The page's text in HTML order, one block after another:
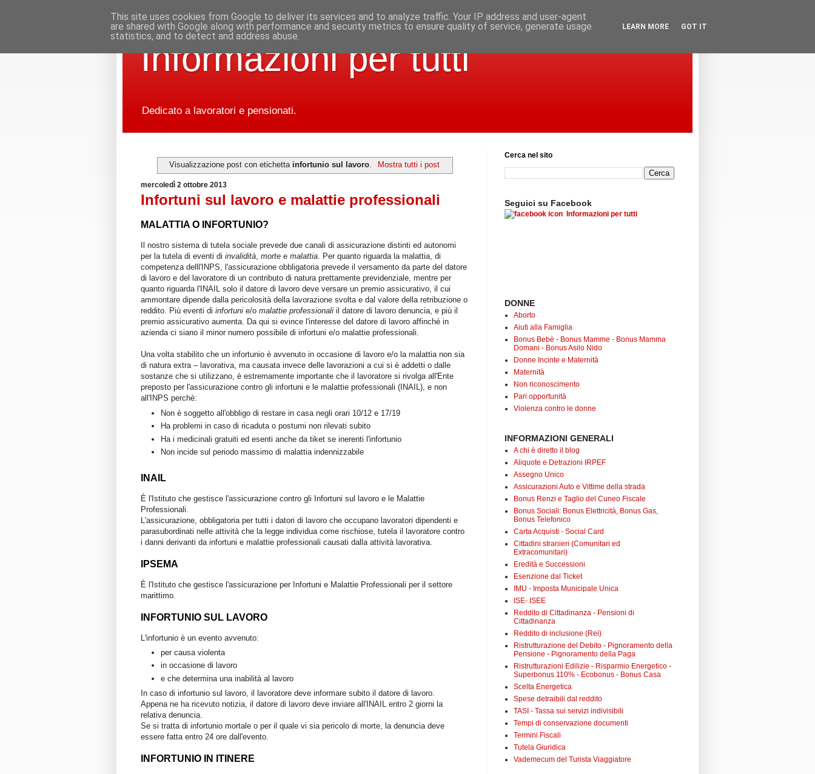
Informazioni per tutti
Dedicato a lavoratori e pensionati.
Visualizzazione post con etichetta infortunio sul lavoro. Mostra tutti i post
mercoledì 2 ottobre 2013
Infortuni sul lavoro e malattie professionali
MALATTIA O INFORTUNIO?
Il nostro sistema di tutela sociale prevede due canali di assicurazione distinti ed autonomi
per la tutela di eventi di invalidità, morte e malattia. Per quanto riguarda la malattia, di
competenza delll'INPS, l'assicurazione obbligatoria prevede il versamento da parte del datore
di lavoro e del lavoratore di un contributo di natura prettamente previdenziale, mentre per
quanto riguarda l'INAIL solo il datore di lavoro deve versare un premio assicurativo, il cui
ammontare dipende dalla pericolosità della lavorazione svolta e dal valore della retribuzione o
reddito. Più eventi di infortuni e/o malattie professionali il datore di lavoro denuncia, e più il
premio assicurativo aumenta. Da qui si evince l'interesse del datore di lavoro affinché in
azienda ci siano il minor numero possibile di infortuni e/o malattie professionali.
Una volta stabilito che un infortunio è avvenuto in occasione di lavoro e/o la malattia non sia
di natura extra – lavorativa, ma causata invece delle lavorazioni a cui si è addetti o dalle
sostanze che si utilizzano, è estremamente importante che il lavoratore si rivolga all'Ente
preposto per l'assicurazione contro gli infortuni e le malattie professionali (INAIL), e non
all'INPS perchè:
Non è soggetto all'obbligo di restare in casa negli orari 10/12 e 17/19
Ha problemi in caso di ricaduta o postumi non rilevati subito
Ha i medicinali gratuiti ed esenti anche da tiket se inerenti l'infortunio
Non incide sul periodo massimo di malattia indennizzabile
INAIL
È l'Istituto che gestisce l'assicurazione contro gli Infortuni sul lavoro e le Malattie
Professionali.
L'assicurazione, obbligatoria per tutti i datori di lavoro che occupano lavoratori dipendenti e
parasubordinati nelle attività che la legge individua come rischiose, tutela il lavoratore contro
i danni derivanti da infortuni e malattie professionali causati dalla attività lavorativa.
IPSEMA
È l'Istituto che gestisce l'assicurazione per Infortuni e Malattie Professionali per il settore
marittimo.
INFORTUNIO SUL LAVORO
L'infortunio è un evento avvenuto:
per causa violenta
in occasione di lavoro
e che determina una inabilità al lavoro
In caso di infortunio sul lavoro, il lavoratore deve informare subito il datore di lavoro.
Appena ne ha ricevuto notizia, il datore di lavoro deve inviare all'INAIL entro 2 giorni la
relativa denuncia.
Se si tratta di infortunio mortale o per il quale vi sia pericolo di morte, la denuncia deve
essere fatta entro 24 ore dall'evento.
INFORTUNIO IN ITINERE
Cerca nel sito
Seguici su Facebook
Informazioni per tutti
DONNE
Aborto
Aiuti alla Famiglia
Bonus Bebè - Bonus Mamme - Bonus Mamma
Domani - Bonus Asilo Nido
Donne Incinte e Maternità
Maternità
Non riconoscimento
Pari opportunità
Violenza contro le donne
INFORMAZIONI GENERALI
A chi è diretto il blog
Aliquote e Detrazioni IRPEF
Assegno Unico
Assicurazioni Auto e Vittime della strada
Bonus Renzi e Taglio del Cuneo Fiscale
Bonus Sociali: Bonus Elettricità, Bonus Gas,
Bonus Telefonico
Carta Acquisti - Social Card
Cittadini stranieri (Comunitari ed
Extracomunitari)
Eredità e Successioni
Esenzione dal Ticket
IMU - Imposta Municipale Unica
ISE- ISEE
Reddito di Cittadinanza - Pensioni di
Cittadinanza
Reddito di inclusione (Rei)
Ristrutturazione del Debito - Pignoramento della
Pensione - Pignoramento della Paga
Ristrutturazioni Edilizie - Risparmio Energetico -
Superbonus 110% - Ecobonus - Bonus Casa
Scelta Energetica
Spese detraibili dal reddito
TASI - Tassa sui servizi indivisibili
Tempi di conservazione documenti
Termini Fiscali
Tutela Giuridica
Vademecum del Turista Viaggiatore
This site uses cookies from Google to deliver its services and to analyze traffic. Your IP address and user-agent
are shared with Google along with performance and security metrics to ensure quality of service, generate usage
statistics, and to detect and address abuse.
LEARN MORE GOT IT